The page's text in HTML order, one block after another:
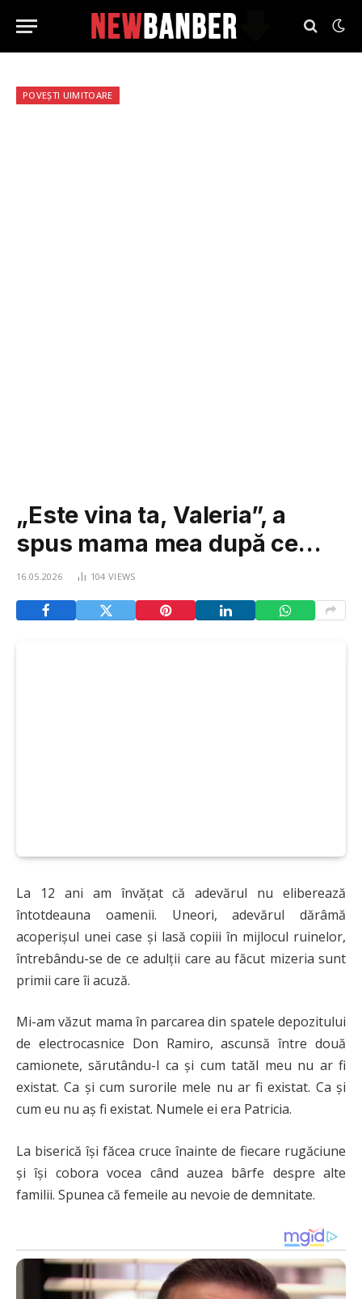
POVEȘTI UIMITOARE
„Este vina ta, Valeria”, a
spus mama mea după ce…
16.05.2026 104 VIEWS
La 12 ani am învățat că adevărul nu eliberează
întotdeauna oamenii. Uneori, adevărul dărâmă
acoperișul unei case și lasă copiii în mijlocul ruinelor,
întrebându-se de ce adulții care au făcut mizeria sunt
primii care îi acuză.
Mi-am văzut mama în parcarea din spatele depozitului
de electrocasnice Don Ramiro, ascunsă între două
camionete, sărutându-l ca și cum tatăl meu nu ar fi
existat. Ca și cum surorile mele nu ar fi existat. Ca și
cum eu nu aș fi existat. Numele ei era Patricia.
La biserică își făcea cruce înainte de fiecare rugăciune
și își cobora vocea când auzea bârfe despre alte
familii. Spunea că femeile au nevoie de demnitate.